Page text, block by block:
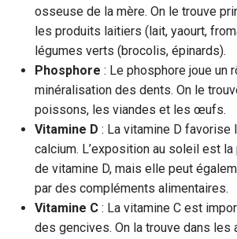
osseuse de la mère. On le trouve
les produits laitiers (lait, yaourt,
légumes verts (brocolis, épinards).
Phosphore : Le phosphore joue un
minéralisation des dents. On le
poissons, les viandes et les œufs.
Vitamine D : La vitamine D favorise
calcium. L’exposition au soleil est
de vitamine D, mais elle peut
par des compléments alimentaires.
Vitamine C : La vitamine C est
des gencives. On la trouve dans les